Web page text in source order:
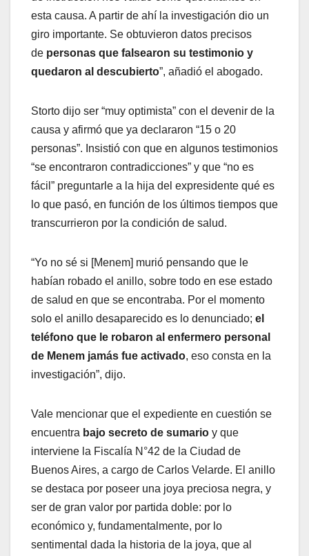
esta causa. A partir de ahí la investigación dio un
giro importante. Se obtuvieron datos precisos
de personas que falsearon su testimonio y
quedaron al descubierto”, añadió el abogado.
Storto dijo ser “muy optimista” con el devenir de la
causa y afirmó que ya declararon “15 o 20
personas”. Insistió con que en algunos testimonios
“se encontraron contradicciones” y que “no es
fácil” preguntarle a la hija del expresidente qué es
lo que pasó, en función de los últimos tiempos que
transcurrieron por la condición de salud.
“Yo no sé si [Menem] murió pensando que le
habían robado el anillo, sobre todo en ese estado
de salud en que se encontraba. Por el momento
solo el anillo desaparecido es lo denunciado; el
teléfono que le robaron al enfermero personal
de Menem jamás fue activado, eso consta en la
investigación”, dijo.
Vale mencionar que el expediente en cuestión se
encuentra bajo secreto de sumario y que
interviene la Fiscalía N°42 de la Ciudad de
Buenos Aires, a cargo de Carlos Velarde. El anillo
se destaca por poseer una joya preciosa negra, y
ser de gran valor por partida doble: por lo
económico y, fundamentalmente, por lo
sentimental dada la historia de la joya, que al